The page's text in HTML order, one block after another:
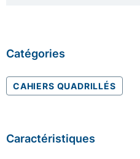
Catégories
CAHIERS QUADRILLÉS
Caractéristiques